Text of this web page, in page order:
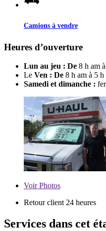
Camions à vendre
Heures d’ouverture
Lun au jeu : De 8 h am
Le Ven : De 8 h am à 5 h
Samedi et dimanche :
VoirPhotos
Retour client 24 heures
Services dans cet